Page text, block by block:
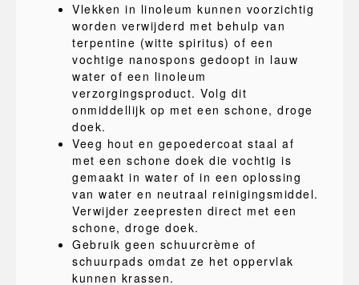
Vlekken in linoleum kunnen voorzichtig
worden verwijderd met behulp van
terpentine (witte spiritus) of een
vochtige nanospons gedoopt in lauw
water of een linoleum
verzorgingsproduct. Volg dit
onmiddellijk op met een schone, droge
doek.
Veeg hout en gepoedercoat staal af
met een schone doek die vochtig is
gemaakt in water of in een oplossing
van water en neutraal reinigingsmiddel.
Verwijder zeepresten direct met een
schone, droge doek.
Gebruik geen schuurcrème of
schuurpads omdat ze het oppervlak
kunnen krassen.